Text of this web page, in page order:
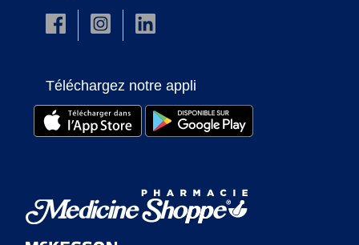
Téléchargez notre appli